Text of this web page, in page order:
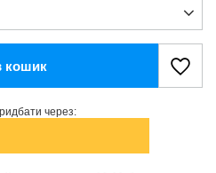
кошик
через: